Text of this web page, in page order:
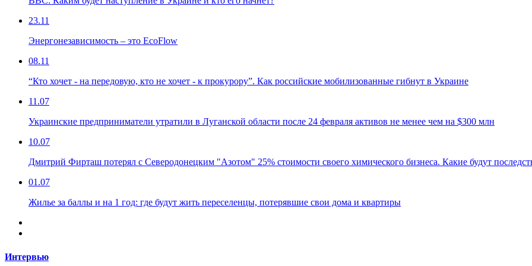
23.11
Энергонезависимость – это EcoFlow
08.11
“Кто хочет - на передовую, кто не хочет - к прокурору”. Как российские мобилизованные гибнут в Украине
11.07
Украинские предприниматели утратили в Луганской области после 24 февраля активов не менее чем на $300 млн
10.07
Дмитрий Фирташ потерял с Северодонецким "Азотом" 25% стоимости своего химического бизнеса. Какие будут
01.07
Жилье за баллы и на 1 год: где будут жить переселенцы, потерявшие свои дома и квартиры
Интервью